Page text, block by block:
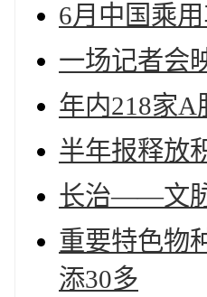
6月中国乘
一场记者会
年内218家
半年报释放
长治——文
重要特色物
添30多